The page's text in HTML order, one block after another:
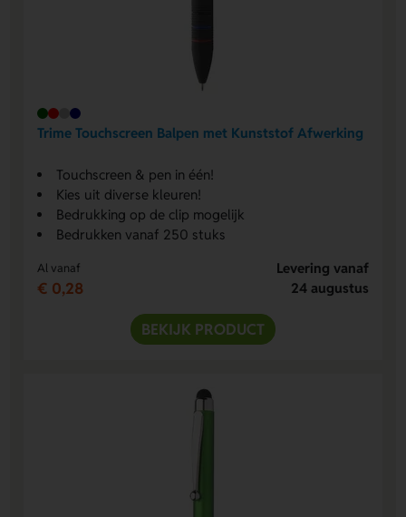
Trime Touchscreen Balpen met Kunststof Afwerking
Touchscreen & pen in één!
Kies uit diverse kleuren!
Bedrukking op de clip mogelijk
Bedrukken vanaf 250 stuks
Al vanaf
€ 0,28
Levering vanaf
24 augustus
BEKIJK PRODUCT